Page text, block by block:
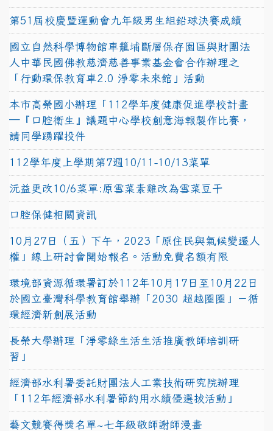
第51屆校慶暨運動會九年級男生組鉛球決賽成績
國立自然科學博物館車籠埔斷層保存園區與財團法
人中華民國佛教慈濟慈善事業基金會合作辦理之
「行動環保教育車2.0 淨零未來館」活動
本市高榮國小辦理「112學年度健康促進學校計畫
─『口腔衛生』議題中心學校創意海報製作比賽，
請同學踴躍投件
112學年度上學期第7週10/11-10/13菜單
沅益更改10/6菜單:原雪菜素雞改為雪菜豆干
口腔保健相關資訊
10月27日（五）下午，2023「原住民與氣候變遷人
權」線上研討會開始報名。活動免費名額有限
環境部資源循環署訂於112年10月17日至10月22日
於國立臺灣科學教育館舉辦「2030 超越圈圈」－循
環經濟新創展活動
長榮大學辦理「淨零綠生活生活推廣教師培訓研
習」
經濟部水利署委託財團法人工業技術研究院辦理
「112年經濟部水利署節約用水績優選拔活動」
藝文競賽得獎名單~七年級敬師謝師漫畫